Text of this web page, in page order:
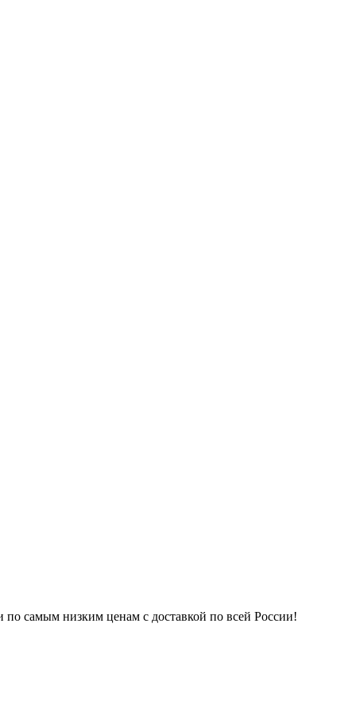
самым низким ценам с доставкой по всей России!